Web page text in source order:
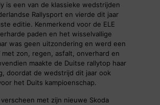
is een van de klassieke wedstrijden
Rallysport en vierde dit jaar
editie. Kenmerkend voor de ELE
paden en het wisselvallige
was geen uitzondering en werd een
met zon, regen, asfalt, onverhard en
maakte de Duitse rallytop haar
doordat de wedstrijd dit jaar ook
het Duits kampioenschap.
verscheen met zijn nieuwe Skoda